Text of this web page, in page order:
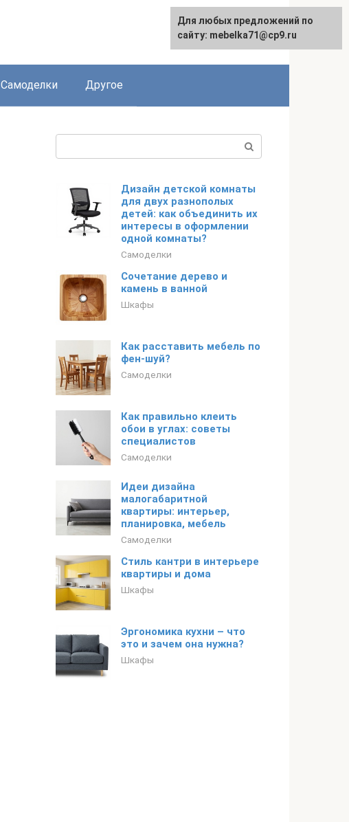
Самоделки Другое
Дизайн детской комнаты
для двух разнополых
детей: как объединить их
интересы в оформлении
одной комнаты?
Самоделки
Сочетание дерево и
камень в ванной
Шкафы
Как расставить мебель по
фен-шуй?
Самоделки
Как правильно клеить
обои в углах: советы
специалистов
Самоделки
Идеи дизайна
малогабаритной
квартиры: интерьер,
планировка, мебель
Самоделки
Стиль кантри в интерьере
квартиры и дома
Шкафы
Эргономика кухни – что
это и зачем она нужна?
Шкафы
Для любых предложений по
сайту: mebelka71@cp9.ru